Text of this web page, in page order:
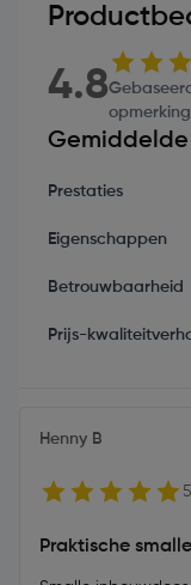
4.8
Prestaties
Eigenschappen
Betrouwbaarheid
Prijs-
Henny B
5
Praktische